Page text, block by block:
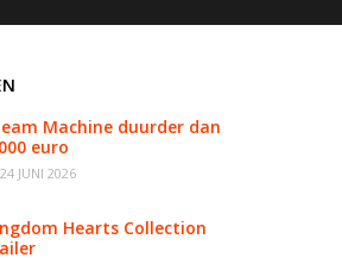
Machine duurder dan
euro
24 JUNI 2026
Hearts Collection